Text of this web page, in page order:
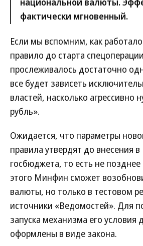
фактически мгновенный.
Если мы вспомним, как
правило до старта
прослеживалось достаточно
все будет зависеть
властей, насколько агрессивно
рубль».
Ожидается, что параметры
правила утвердят до внесения в
госбюджета, то есть не
этого Минфин сможет
валюты, но только в тестовом
источники «Ведомостей». Для
запуска механизма его
оформлены в виде закона.